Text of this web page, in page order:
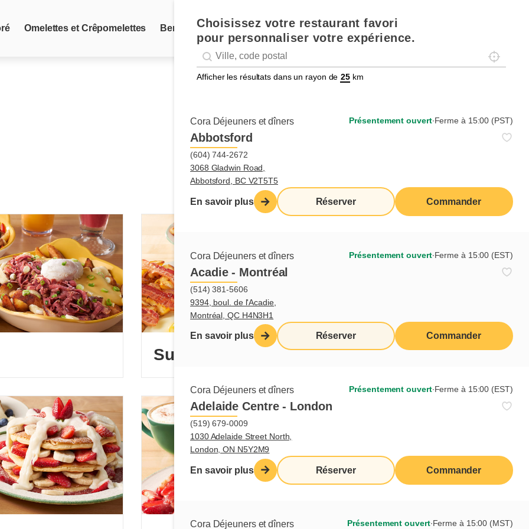
Choisissez votre restaurant favori
pour personnaliser votre expérience.
Geolocation
Géolocalisation Localisez-
Afficher les résultats dans un rayon de km
Cora Déjeuners et dîners Présentement ouvert∙Ferme à 15:00 (PST)
Abbotsford
(604) 744-2672
3068 Gladwin Road,
Abbotsford, BC V2T5T5
En savoir plus Réserver Commander
Cora Déjeuners et dîners Présentement ouvert∙Ferme à 15:00 (EST)
Acadie - Montréal
(514) 381-5606
9394, boul. de l'Acadie,
Montréal, QC H4N3H1
En savoir plus Réserver Commander
Cora Déjeuners et dîners Présentement ouvert∙Ferme à 15:00 (EST)
Adelaide Centre - London
(519) 679-0009
1030 Adelaide Street North,
London, ON N5Y2M9
En savoir plus Réserver Commander
Cora Déjeuners et dîners Présentement ouvert∙Ferme à 15:00 (MST)
Omelettes et Crêpomelettes Ben et Dictine Oeufs Gaufres Sandwichs Favoris des ados
Sucrés-salés